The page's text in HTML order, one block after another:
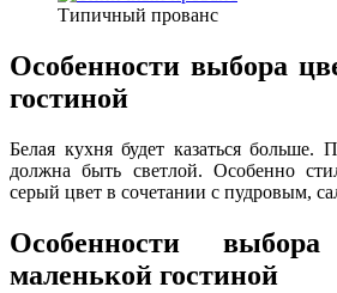
Типичный прованс
Особенности выбора
гостиной
Белая кухня будет казаться больше.
должна быть светлой. Особенно
серый цвет в сочетании с пудровым,
Особенности
маленькой гостиной